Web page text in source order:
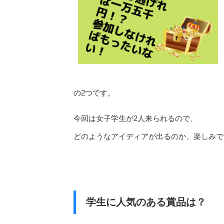
の2つです。
今回は女子学生が2人来られるので、
どのようなアイディアが出るのか、楽しみ
学生に人気のある賞品は？